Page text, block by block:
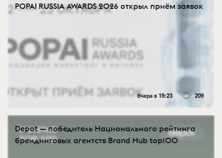
POPAI RUSSIA AWARDS 2026 открыл приём заявок
Вчера в 19:23 209
Depot — победитель Национального рейтинга
брендинговых агентств Brand Hub top100